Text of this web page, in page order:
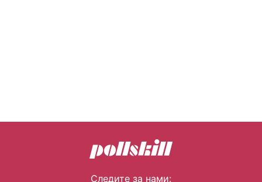
Следите за нами: